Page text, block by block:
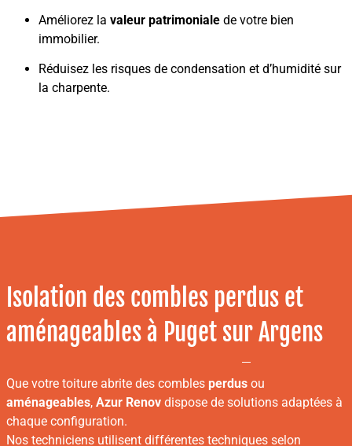
Améliorez la valeur patrimoniale de votre bien
immobilier.
Réduisez les risques de condensation et d’humidité sur
la charpente.
Isolation des combles perdus et
aménageables à Puget sur Argens
Que votre toiture abrite des combles perdus ou
aménageables, Azur Renov dispose de solutions adaptées à
chaque configuration.
Nos techniciens utilisent différentes techniques selon